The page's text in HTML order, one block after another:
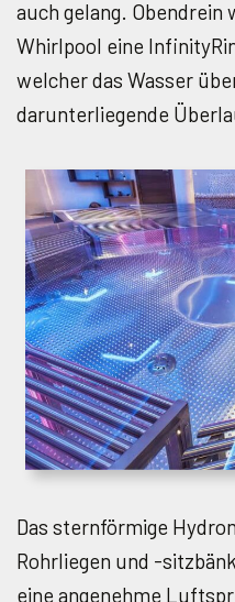
auch gelang.
Whirlpool eine
welcher das Wasser
darunterliegende
Das sternförmige
Rohrliegen und -
eine angenehme